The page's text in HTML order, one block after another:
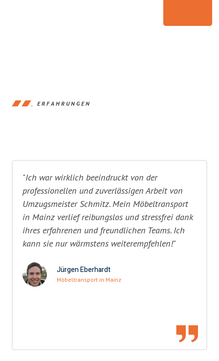
ERFAHRUNGEN
"Ich war wirklich beeindruckt von der
professionellen und zuverlässigen Arbeit von
Umzugsmeister Schmitz. Mein Möbeltransport
in Mainz verlief reibungslos und stressfrei dank
ihres erfahrenen und freundlichen Teams. Ich
kann sie nur wärmstens weiterempfehlen!"
Jürgen Eberhardt
Möbeltransport in Mainz